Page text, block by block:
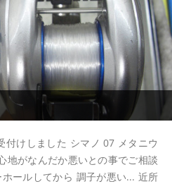
付けしました シマノ 07 メタニウ
地がなんだか悪いとの事でご相談
ールしてから 調子が悪い... 近所